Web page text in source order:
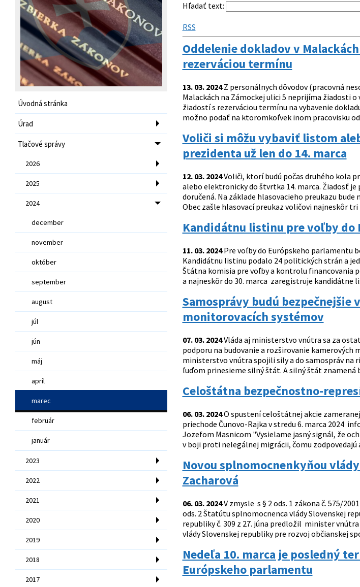
Úvodná stránka
Úrad
Tlačové správy
2026
2025
2024
december
november
október
september
august
júl
jún
máj
apríl
marec
február
január
2023
2022
2021
2020
2019
2018
2017
Hľadať text:
RSS
Oddelenie dokladov v
rezerváciou termínu
13. 03. 2024Z personálnych dôvodov (pracovná
Malackách na Zámockej ulici 5 neprijíma žiadosti
žiadostí s rezerváciou termínu na vybavenie
možno podať na ktoromkoľvek inom pracovisku
Voliči si môžu vybaviť listom
prezidenta už len do 14. marca
12. 03. 2024Voliči, ktorí budú počas druhého kola
alebo elektronicky do štvrtka 14. marca. Žiadosť
doručená. Na základe hlasovacieho preukazu
Obec zašle hlasovací preukaz voličovi najneskôr
Kandidátnu listinu pre voľby do
11. 03. 2024Pre voľby do Európskeho parlamentu
Kandidátnu listinu podalo 24 politických strán a
Štátna komisia pre voľby a kontrolu financovania
a najneskôr do 30. marca zaregistruje kandidátne
Samosprávy budú
monitorovacích systémov
07. 03. 2024Vláda aj ministerstvo vnútra sa za
podporu na budovanie a rozširovanie
ministerstvo vnútra spojili sily a do samospráv
ľuďom prinesieme silný štát. A silný štát znamená
Celoštátna bezpečnostno-
06. 03. 2024O spustení celoštátnej akcie
priechode Čunovo-Rajka v stredu 6. marca 2024
Jozefom Masnicom "Vysielame jasný signál, že
v boji proti nelegálnej migrácii, čomu zodpovedajú
Novou splnomocnenkyňou
Zacharová
06. 03. 2024V zmysle s § 2 ods. 1 zákona č. 575/
ods. 2 Štatútu splnomocnenca vlády Slovenskej
republiky č. 309 z 27. júna predložil minister
vlády Slovenskej republiky pre rozvoj občianskej
Nedeľa 10. marca je posledný
Európskeho parlamentu